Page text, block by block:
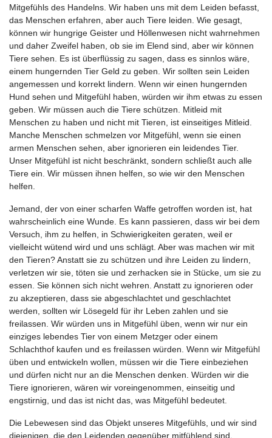
Mitgefühls des Handelns. Wir haben uns mit dem Leiden befasst,
das Menschen erfahren, aber auch Tiere leiden. Wie gesagt,
können wir hungrige Geister und Höllenwesen nicht wahrnehmen
und daher Zweifel haben, ob sie im Elend sind, aber wir können
Tiere sehen. Es ist überflüssig zu sagen, dass es sinnlos wäre,
einem hungernden Tier Geld zu geben. Wir sollten sein Leiden
angemessen und korrekt lindern. Wenn wir einen hungernden
Hund sehen und Mitgefühl haben, würden wir ihm etwas zu essen
geben. Wir müssen auch die Tiere schützen. Mitleid mit
Menschen zu haben und nicht mit Tieren, ist einseitiges Mitleid.
Manche Menschen schmelzen vor Mitgefühl, wenn sie einen
armen Menschen sehen, aber ignorieren ein leidendes Tier.
Unser Mitgefühl ist nicht beschränkt, sondern schließt auch alle
Tiere ein. Wir müssen ihnen helfen, so wie wir den Menschen
helfen.
Jemand, der von einer scharfen Waffe getroffen worden ist, hat
wahrscheinlich eine Wunde. Es kann passieren, dass wir bei dem
Versuch, ihm zu helfen, in Schwierigkeiten geraten, weil er
vielleicht wütend wird und uns schlägt. Aber was machen wir mit
den Tieren? Anstatt sie zu schützen und ihre Leiden zu lindern,
verletzen wir sie, töten sie und zerhacken sie in Stücke, um sie zu
essen. Sie können sich nicht wehren. Anstatt zu ignorieren oder
zu akzeptieren, dass sie abgeschlachtet und geschlachtet
werden, sollten wir Lösegeld für ihr Leben zahlen und sie
freilassen. Wir würden uns in Mitgefühl üben, wenn wir nur ein
einziges lebendes Tier von einem Metzger oder einem
Schlachthof kaufen und es freilassen würden. Wenn wir Mitgefühl
üben und entwickeln wollen, müssen wir die Tiere einbeziehen
und dürfen nicht nur an die Menschen denken. Würden wir die
Tiere ignorieren, wären wir voreingenommen, einseitig und
engstirnig, und das ist nicht das, was Mitgefühl bedeutet.
Die Lebewesen sind das Objekt unseres Mitgefühls, und wir sind
diejenigen, die den Leidenden gegenüber mitfühlend sind.